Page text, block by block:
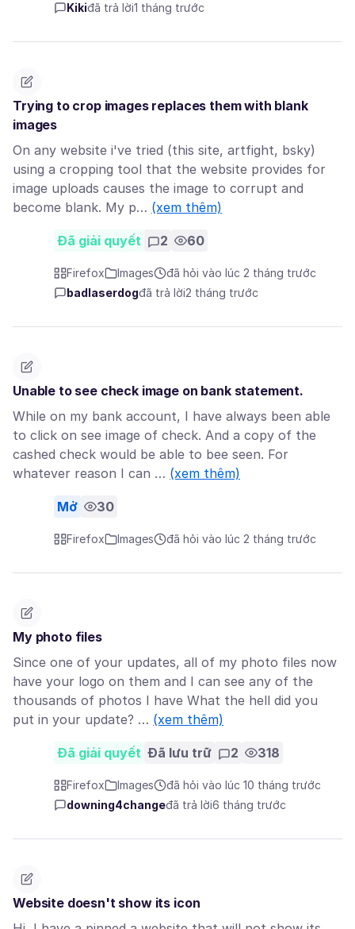
Kikiđã trả lời1 tháng trước
Trying to crop images replaces them with blank
images
On any website i've tried (this site, artfight, bsky)
using a cropping tool that the website provides for
image uploads causes the image to corrupt and
become blank. My p… (xem thêm)
Đã giải quyết 2 60
Firefox Images
đã hỏi vào lúc 2 tháng trước
badlaserdogđã trả lời2 tháng trước
Unable to see check image on bank statement.
While on my bank account, I have always been able
to click on see image of check. And a copy of the
cashed check would be able to bee seen. For
whatever reason I can … (xem thêm)
Mở 30
Firefox Images đã hỏi vào lúc 2 tháng trước
My photo files
Since one of your updates, all of my photo files now
have your logo on them and I can see any of the
thousands of photos I have What the hell did you
put in your update? … (xem thêm)
Đã giải quyết Đã lưu trữ 2 318
Firefox Images
đã hỏi vào lúc 10 tháng trước
downing4changeđã trả lời6 tháng trước
Website doesn't show its icon